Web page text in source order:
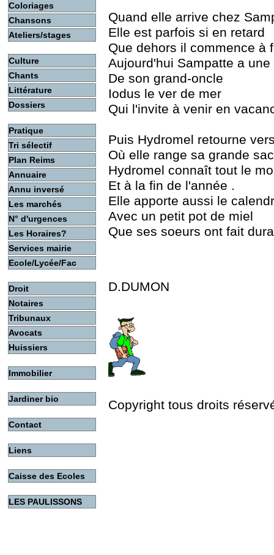
Coloriages
Chansons
Ateliers/stages
Culture
Chants
Littérature
Dossiers
Pratique
Tri sélectif
Plan Reims
Annuaire
Annu inversé
Les marchés
N° d'urgences
Les Horaires?
Services mairie
Ecole/Lycée/Fac
Droit
Notaires
Tribunaux
Avocats
Huissiers
Immobilier
Jardiner bio
Contact
Liens
Caisse des Ecoles
LES PAULISSONS
Quand elle arrive chez
Elle est parfois si en retard
Que dehors il commence à
Aujourd'hui Sampatte a une
De son grand-oncle
Iodus le ver de mer
Qui l'invite à venir en
Puis Hydromel retourne
Où elle range sa grande
Hydromel connaît tout le
Et à la fin de l'année .
Elle apporte aussi le
Avec un petit pot de miel
Que ses soeurs ont fait
D.DUMON
Copyright tous droits